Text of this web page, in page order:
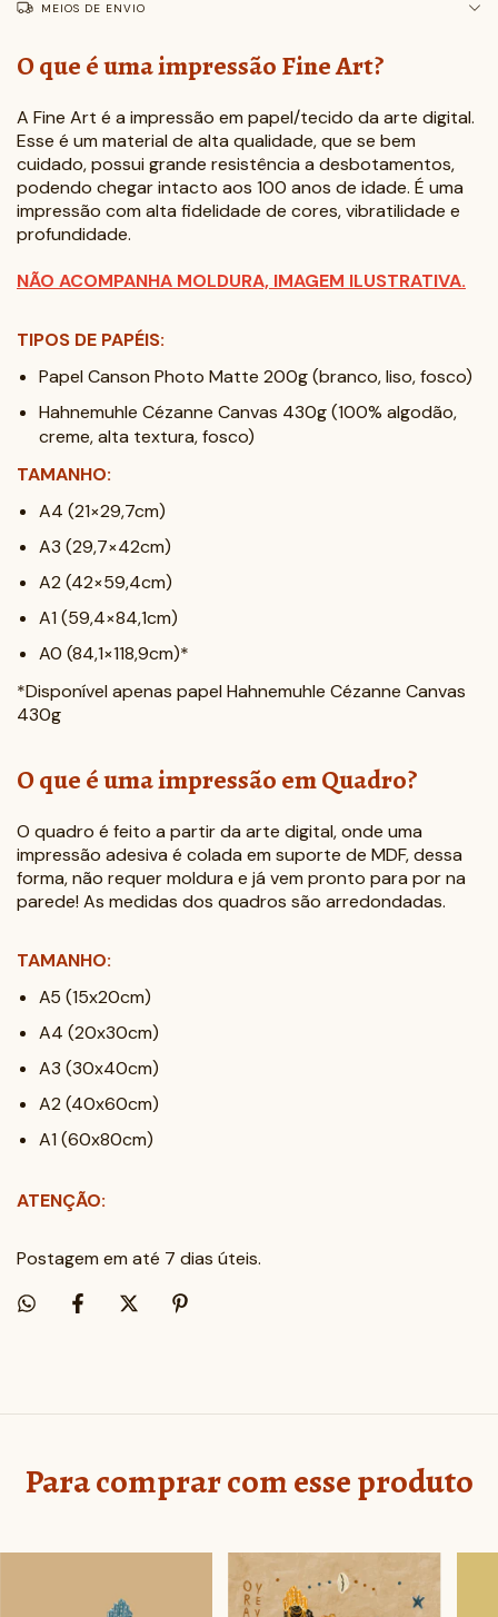
MEIOS DE ENVIO
O que é uma impressão Fine Art?
A Fine Art é a impressão em papel/tecido da arte digital.
Esse é um material de alta qualidade, que se bem
cuidado, possui grande resistência a desbotamentos,
podendo chegar intacto aos 100 anos de idade. É uma
impressão com alta fidelidade de cores, vibratilidade e
profundidade.
NÃO ACOMPANHA MOLDURA, IMAGEM ILUSTRATIVA.
TIPOS DE PAPÉIS:
Papel Canson Photo Matte 200g (branco, liso, fosco)
Hahnemuhle Cézanne Canvas 430g (100% algodão,
creme, alta textura, fosco)
TAMANHO:
A4 (21×29,7cm)
A3 (29,7×42cm)
A2 (42×59,4cm)
A1 (59,4×84,1cm)
A0 (84,1×118,9cm)*
*Disponível apenas papel Hahnemuhle Cézanne Canvas
430g
O que é uma impressão em Quadro?
O quadro é feito a partir da arte digital, onde uma
impressão adesiva é colada em suporte de MDF, dessa
forma, não requer moldura e já vem pronto para por na
parede! As medidas dos quadros são arredondadas.
TAMANHO:
A5 (15x20cm)
A4 (20x30cm)
A3 (30x40cm)
A2 (40x60cm)
A1 (60x80cm)
ATENÇÃO:
Postagem em até 7 dias úteis.
Para comprar com esse produto